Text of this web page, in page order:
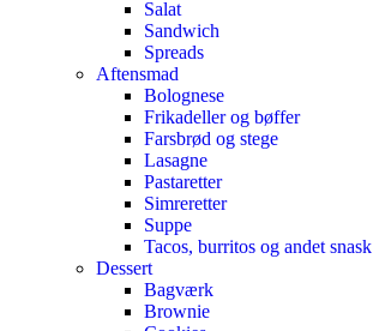
Salat
Sandwich
Spreads
Aftensmad
Bolognese
Frikadeller og bøffer
Farsbrød og stege
Lasagne
Pastaretter
Simreretter
Suppe
Tacos, burritos og andet snask
Dessert
Bagværk
Brownie